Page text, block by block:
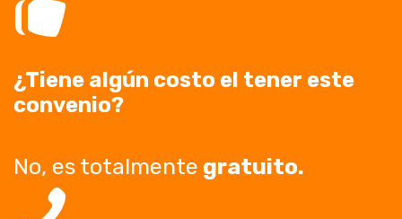
¿Tiene algún costo el tener este
convenio?
No, es totalmente gratuito.